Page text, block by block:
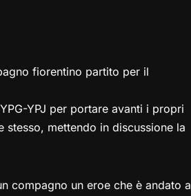
fiorentino partito per il
YPJ per portare avanti i propri
mettendo in discussione la
compagno un eroe che è andato a